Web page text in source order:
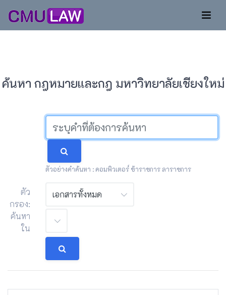
ค้นหา กฎหมายและกฎ มหาวิทยาลัยเชียงใหม่
ตัวอย่างคำค้นหา : คอมพิวเตอร์ ข้าราชการ ลาราชการ
ตัว
กรอง:
ค้นหา
ใน